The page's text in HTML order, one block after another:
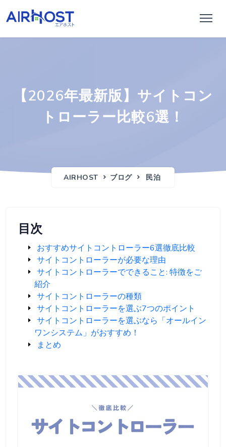
【2026年最新版】サイトコン
トローラー比較6選！
AIRHOST ブログ 民泊
目次
おすすめサイトコントローラー6選徹底比較
サイトコントローラーが必要な理由
サイトコントローラーでできること: 特徴をご
紹介
サイトコントローラーの種類
サイトコントローラーを選ぶ7つのポイント
サイトコントローラーを選ぶなら「オールイン
ワンシステム」がおすすめ！
まとめ